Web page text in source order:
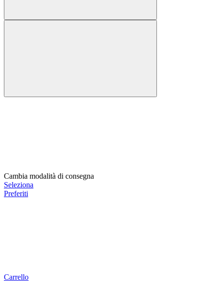
Cambia modalità di consegna
Seleziona
Preferiti
Carrello